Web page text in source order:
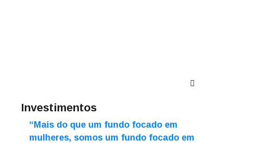
Investimentos
“Mais do que um fundo focado em
mulheres, somos um fundo focado em